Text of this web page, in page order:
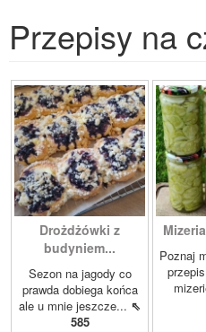
Przepisy na
Drożdżówki z
budyniem...
Sezon na jagody co
prawda dobiega końca
ale u mnie jeszcze... ⇖
585
Poznaj